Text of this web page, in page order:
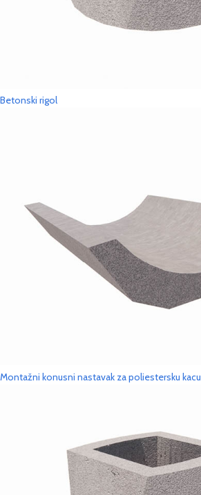
Betonski rigol
Montažni konusni nastavak za poliestersku kacu